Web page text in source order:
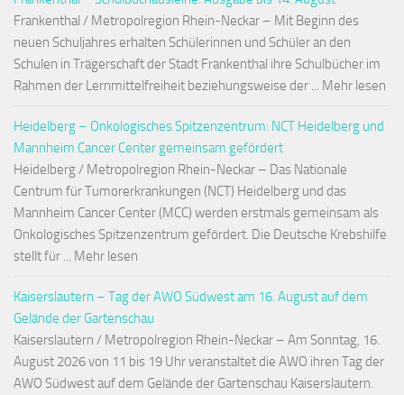
Frankenthal / Metropolregion Rhein-Neckar – Mit Beginn des
neuen Schuljahres erhalten Schülerinnen und Schüler an den
Schulen in Trägerschaft der Stadt Frankenthal ihre Schulbücher im
Rahmen der Lernmittelfreiheit beziehungsweise der ... Mehr lesen
Heidelberg – Onkologisches Spitzenzentrum: NCT Heidelberg und
Mannheim Cancer Center gemeinsam gefördert
Heidelberg / Metropolregion Rhein-Neckar – Das Nationale
Centrum für Tumorerkrankungen (NCT) Heidelberg und das
Mannheim Cancer Center (MCC) werden erstmals gemeinsam als
Onkologisches Spitzenzentrum gefördert. Die Deutsche Krebshilfe
stellt für ... Mehr lesen
Kaiserslautern – Tag der AWO Südwest am 16. August auf dem
Gelände der Gartenschau
Kaiserslautern / Metropolregion Rhein-Neckar – Am Sonntag, 16.
August 2026 von 11 bis 19 Uhr veranstaltet die AWO ihren Tag der
AWO Südwest auf dem Gelände der Gartenschau Kaiserslautern.